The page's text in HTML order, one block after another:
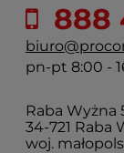
888
pn-pt 8:00 -
Raba Wyżna
34-721 Raba
woj.